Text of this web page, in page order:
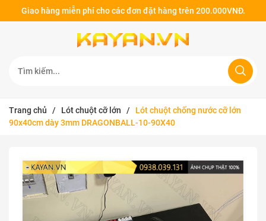
Giao hàng miễn phí cho các đơn đặt hàng trên 200.000VNĐ.
Trang chủ / Lót chuột cỡ lớn /
Lót chuột chống nước cỡ lớn
90x40cm dày 3mm DRAGONBALL-10-90X40